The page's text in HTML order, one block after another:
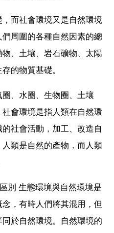
而社會環境又是自然環境
周圍的各種自然因素的總
、土壤、岩石礦物、太陽
的物質基礎。
、水圈、生物圈、土壤
會環境是指人類在自然環
社會活動，加工、改造自
類是自然的產物，而人類
別 生態環境與自然環境是
，有時人們將其混用，但
於自然環境。自然環境的